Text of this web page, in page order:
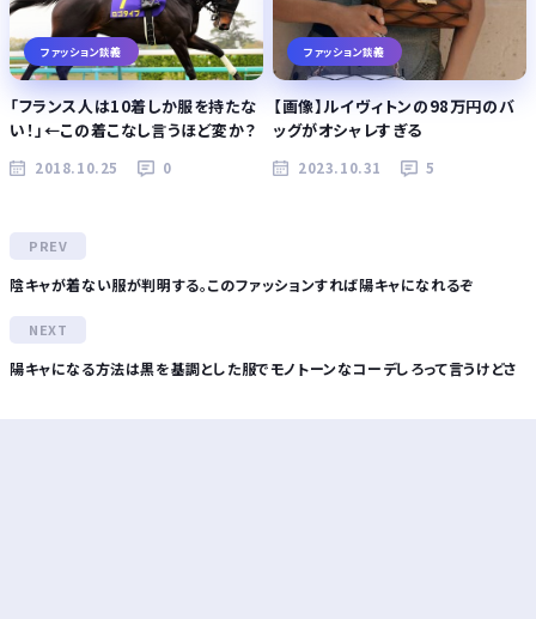
ファッション談義
「フランス人は10着しか服を持たな
い！」←この着こなし言うほど変か？
2018.10.25 0
ファッション談義
【画像】ルイヴィトンの98万円のバ
ッグがオシャレすぎる
2023.10.31 5
陰キャが着ない服が判明する。このファッションすれば陽キャになれるぞ
陽キャになる方法は黒を基調とした服でモノトーンなコーデしろって言うけどさ